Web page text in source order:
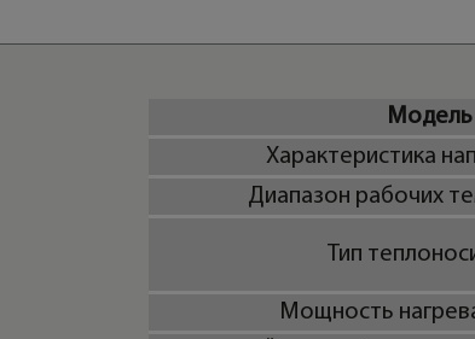
Модель
Характеристика
Диапазон рабочих
Тип
Мощность